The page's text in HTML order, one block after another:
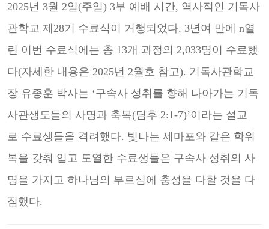
2025년 3월 2일(주일) 3부 예배 시간, 역사적인 기독사
관학교 제28기 수료식이 거행되었다. 3년여 만에 n열
린 이번 수료식에는 총 13개 과정의 2,033명이 수료했
다(자세한 내용은 2025년 2월호 참고). 기독사관학교
장 유종훈 박사는 ‘구속사 성취를 향해 나아가는 기독
사관생도들의 사명과 축복(딤후 2:1-7)’이라는 설교
로 수료생들을 격려했다. 빛나는 세마포와 같은 학위
복을 갖춰 입고 도열한 수료생들은 구속사 성취의 사
명을 가지고 하나님의 부르심에 충성을 다할 것을 다
짐했다.